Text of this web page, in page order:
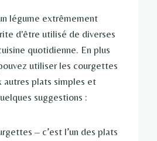
légume extrêmement
d'être utilisé de diverses
quotidienne. En plus
utiliser les courgettes
autres plats simples et
suggestions :
– c’est l’un des plats